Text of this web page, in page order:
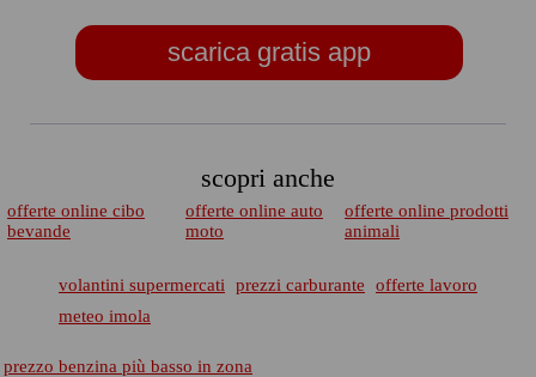
scarica gratis app
scopri anche
offerte online cibo
bevande
offerte online auto
moto
offerte online prodotti
animali
volantini supermercati prezzi carburante
offerte lavoro
meteo imola
prezzo benzina più basso in zona